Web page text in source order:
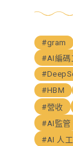
#gram
#AI編碼
#HBM
#營收
#AI監管
#AI 人